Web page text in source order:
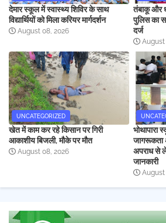
देमार स्कूल में स्वास्थ्य शिविर के साथ
विद्यार्थियों को मिला करियर मार्गदर्शन
August 08, 2026
तंबाकू और
पुलिस का
दर्ज
August
UNCATEGORIZED
खेत में काम कर रहे किसान पर गिरी
आकाशीय बिजली, मौके पर मौत
August 08, 2026
भोथापारा
जागरूकता
अपराध से
जानकारी
August